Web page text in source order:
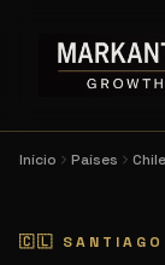
Início Países Chile
🇨🇱 SANTIAGO